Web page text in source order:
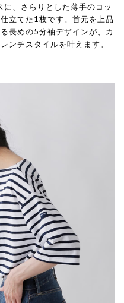
、さらりとした薄手のコッ
立てた1枚です。首元を上品
長めの5分袖デザインが、カ
ンチスタイルを叶えます。